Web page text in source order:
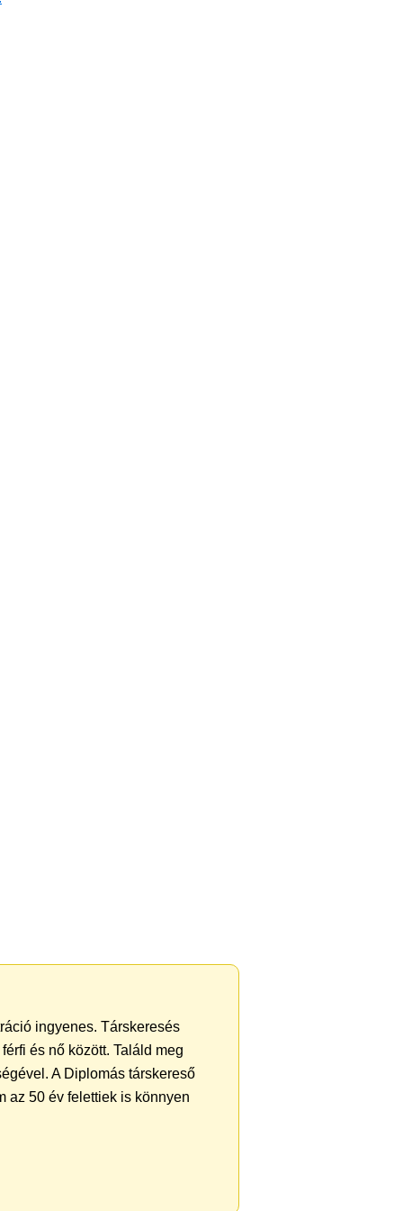
ingyenes. Társkeresés
és nő között. Találd meg
A Diplomás társkereső
az 50 év felettiek is könnyen